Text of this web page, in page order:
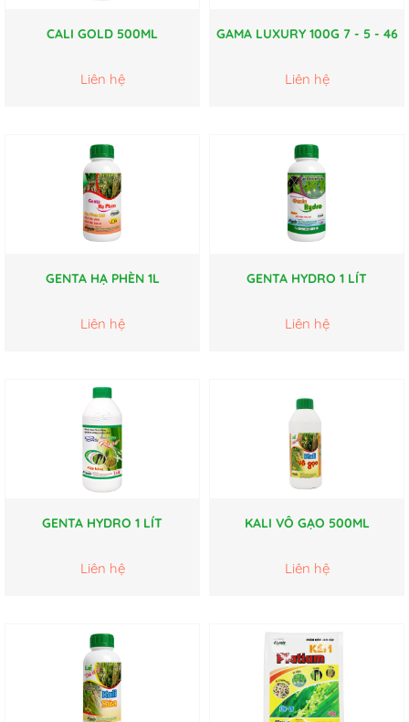
CALI GOLD 500ML
Liên hệ
GAMA LUXURY 100G 7 - 5 - 46
Liên hệ
GENTA HẠ PHÈN 1L
Liên hệ
GENTA HYDRO 1 LÍT
Liên hệ
GENTA HYDRO 1 LÍT
Liên hệ
KALI VÔ GẠO 500ML
Liên hệ